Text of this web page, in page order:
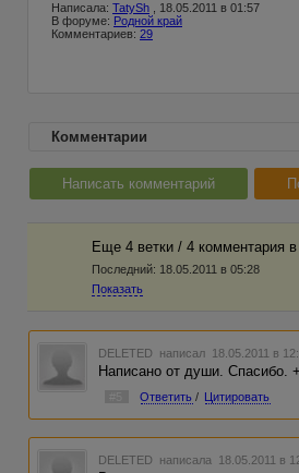
Написала: TatySh , 18.05.2011 в 01:57
В форуме: Родной край
Комментариев: 29
Комментарии
Написать комментарий
Еще 4 ветки / 4 комментария
Последний: 18.05.2011 в 05:28
Показать
DELETED написал 18.05.2011 в
Написано от души. Спасибо.
Ответить / Цитировать
DELETED написала 18.05.2011 в